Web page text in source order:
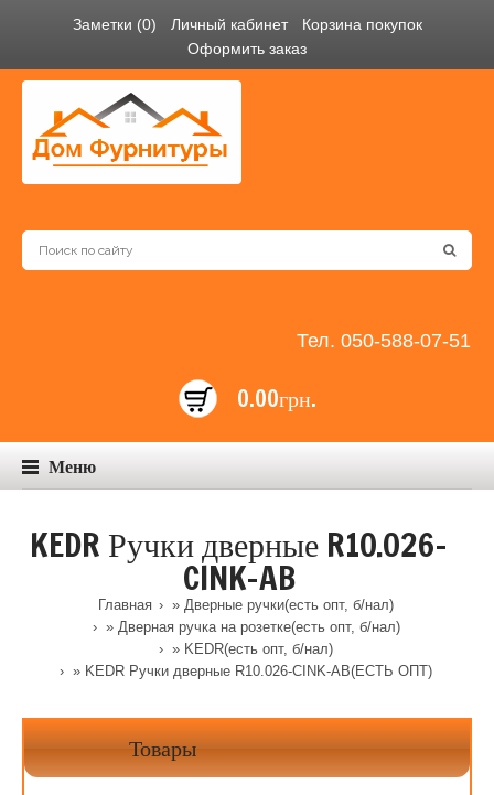
Заметки (0) Личный кабинет
Корзина покупок
Оформить заказ
Тел. 050-588-07-51
0.00грн.
Меню
KEDR Ручки дверные R10.026-
CINK-AB
Главная » Дверные ручки(есть опт, б/нал)
» Дверная ручка на розетке(есть опт, б/нал)
» KEDR(есть опт, б/нал)
» KEDR Ручки дверные R10.026-CINK-AB(ЕСТЬ ОПТ)
Товары